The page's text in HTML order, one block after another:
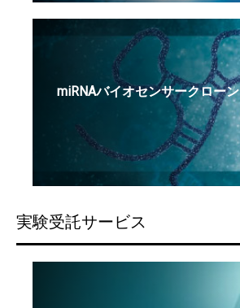
miRNAバイオセンサークローン
実験受託サービス